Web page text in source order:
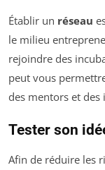
Établir un réseau
le milieu
rejoindre des
peut vous
des mentors et des
Tester son
Afin de réduire les